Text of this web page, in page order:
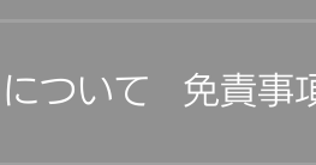
ついて 免責事